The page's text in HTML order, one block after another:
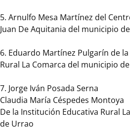
5. Arnulfo Mesa Martínez del
Juan De Aquitania del municipio
6. Eduardo Martínez Pulgarín de
Rural La Comarca del municipio
7. Jorge Iván Posada Serna
Claudia María Céspedes Montoya
De la Institución Educativa Rural
de Urrao
María
López
Ruth
Aristizábal
Beatriz
Elena
Ramírez